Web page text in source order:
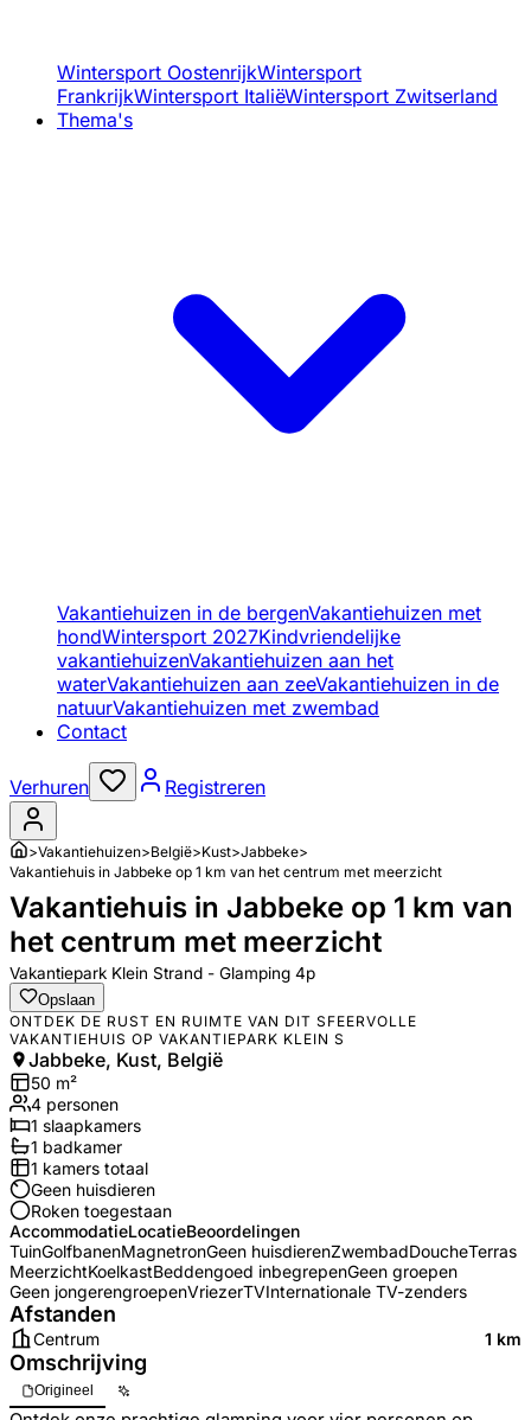
Wintersport OostenrijkWintersport
FrankrijkWintersport ItaliëWintersport Zwitserland
Thema's
Vakantiehuizen in de bergenVakantiehuizen met
hondWintersport 2027Kindvriendelijke
vakantiehuizenVakantiehuizen aan het
waterVakantiehuizen aan zeeVakantiehuizen in de
natuurVakantiehuizen met zwembad
Contact
Verhuren Registreren
>Vakantiehuizen>België>Kust>Jabbeke>
Vakantiehuis in Jabbeke op 1 km van het centrum met meerzicht
Vakantiehuis in Jabbeke op 1 km van
het centrum met meerzicht
Vakantiepark Klein Strand - Glamping 4p
Opslaan
ONTDEK DE RUST EN RUIMTE VAN DIT SFEERVOLLE
VAKANTIEHUIS OP VAKANTIEPARK KLEIN S
Jabbeke, Kust, België
50 m²
4 personen
1 slaapkamers
1 badkamer
1 kamers totaal
Geen huisdieren
Roken toegestaan
AccommodatieLocatieBeoordelingen
TuinGolfbanenMagnetronGeen huisdierenZwembadDoucheTerras
MeerzichtKoelkastBeddengoed inbegrepenGeen groepen
Geen jongerengroepenVriezerTVInternationale TV-zenders
Afstanden
Centrum 1 km
Omschrijving
Origineel